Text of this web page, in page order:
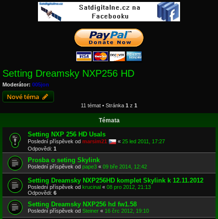
Setting Dreamsky NXP256 HD
Moderátor: 005jon
Nové téma
11 témat • Stránka 1 z 1
Témata
Setting NXP 256 HD Usals
Poslední příspěvek od marsim21 « 25 led 2011, 17:27
Odpovědi: 1
Prosba o seting Skylink
Poslední příspěvek od pape3 « 09 bře 2014, 12:42
Setting Dreamsky NXP256HD komplet Skylink k 12.11.2012
Poslední příspěvek od krucinal « 08 pro 2012, 21:13
Odpovědi: 6
Setting Dreamsky NXP256 hd fw1.58
Poslední příspěvek od Steiner « 16 črc 2012, 19:10